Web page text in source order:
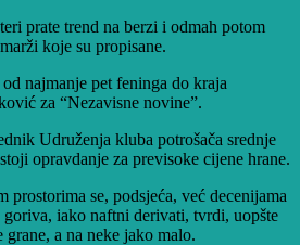
prate trend na berzi i odmah potom
koje su propisane.
najmanje pet feninga do kraja
za “Nezavisne novine”.
Udruženja kluba potrošača srednje
opravdanje za previsoke cijene hrane.
prostorima se, podsjeća, već decenijama
goriva, iako naftni derivati, tvrdi, uopšte
a na neke jako malo.